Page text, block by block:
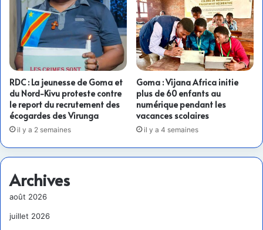
RDC : La jeunesse de Goma et
du Nord-Kivu proteste contre
le report du recrutement des
écogardes des Virunga
il y a 2 semaines
Goma : Vijana Africa initie
plus de 60 enfants au
numérique pendant les
vacances scolaires
il y a 4 semaines
Archives
août 2026
juillet 2026